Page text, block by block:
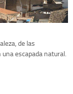
de las
escapada natural.